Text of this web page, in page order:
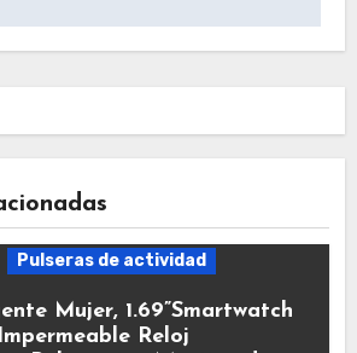
Pulseras de actividad
Mujer, 1.69”Smartwatch
Reloj